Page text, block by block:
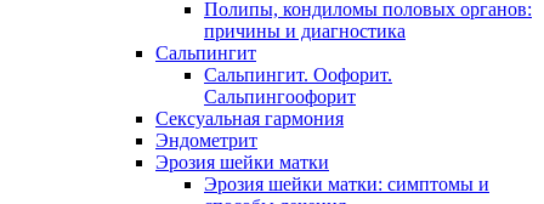
Полипы, кондиломы половых органов:
причины и диагностика
Сальпингит
Сальпингит. Оофорит.
Сальпингоофорит
Сексуальная гармония
Эндометрит
Эрозия шейки матки
Эрозия шейки матки: симптомы и